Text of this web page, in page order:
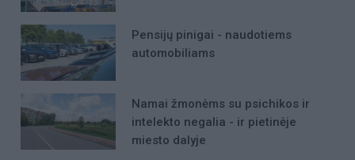
Pensijų pinigai - naudotiems
automobiliams
Namai žmonėms su psichikos ir
intelekto negalia - ir pietinėje
miesto dalyje